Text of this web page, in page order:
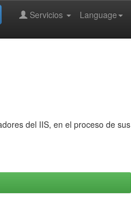
Language
Servicios
del IIS, en el proceso de sus